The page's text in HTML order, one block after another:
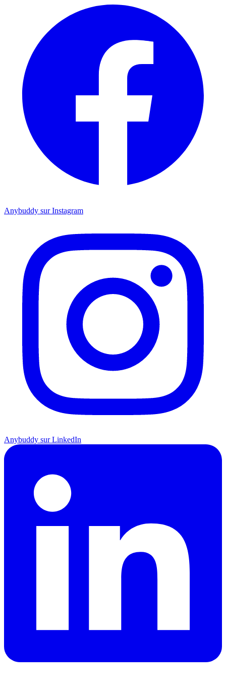
Anybuddy sur Instagram
Anybuddy sur LinkedIn